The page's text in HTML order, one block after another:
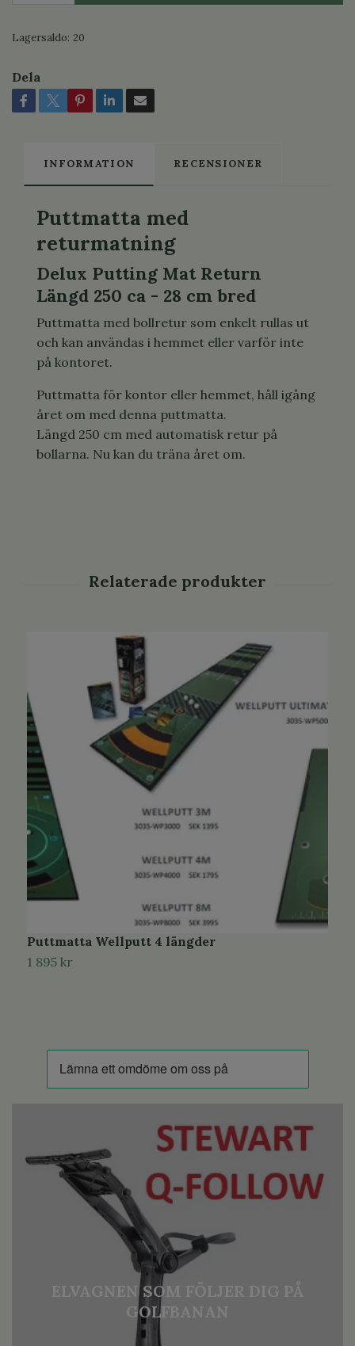
ELVAGNEN SOM FÖLJER DIG PÅ
GOLFBANAN
Lagersaldo: 20
Dela
INFORMATION RECENSIONER
Puttmatta med
returmatning
Delux Putting Mat Return
Längd 250 ca - 28 cm bred
Puttmatta med bollretur som enkelt rullas ut
och kan användas i hemmet eller varför inte
på kontoret.
Puttmatta för kontor eller hemmet, håll igång
året om med denna puttmatta.
Längd 250 cm med automatisk retur på
bollarna. Nu kan du träna året om.
Puttmatta Wellputt 4 längder
1 895 kr